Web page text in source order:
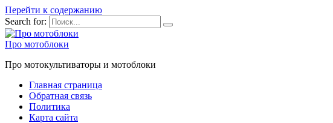
Перейти к содержанию
Search for:
Про мотоблоки
Про мотокультиваторы и мотоблоки
Главная страница
Обратная связь
Политика
Карта сайта